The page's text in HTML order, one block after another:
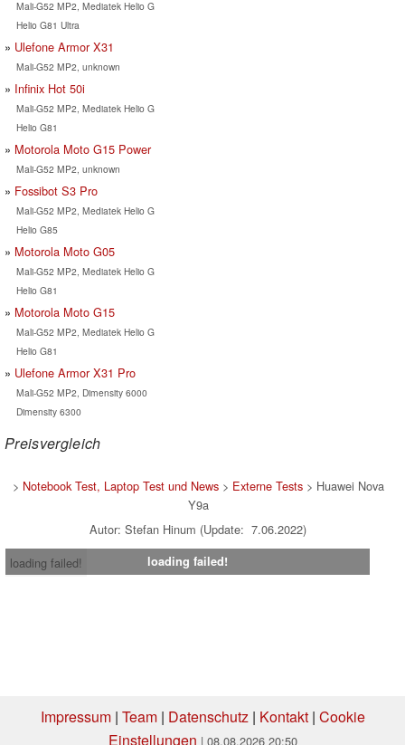
Mali-G52 MP2, Mediatek Helio G
Helio G81 Ultra
Ulefone Armor X31
Mali-G52 MP2, unknown
Infinix Hot 50i
Mali-G52 MP2, Mediatek Helio G
Helio G81
Motorola Moto G15 Power
Mali-G52 MP2, unknown
Fossibot S3 Pro
Mali-G52 MP2, Mediatek Helio G
Helio G85
Motorola Moto G05
Mali-G52 MP2, Mediatek Helio G
Helio G81
Motorola Moto G15
Mali-G52 MP2, Mediatek Helio G
Helio G81
Ulefone Armor X31 Pro
Mali-G52 MP2, Dimensity 6000
Dimensity 6300
Preisvergleich
> Notebook Test, Laptop Test und News> Externe Tests> Huawei Nova
Y9a
Autor: Stefan Hinum (Update: 7.06.2022)
loading failed!
loading failed!
Impressum| Team| Datenschutz| Kontakt| Cookie
Einstellungen | 08.08.2026 20:50